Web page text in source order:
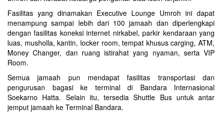
Fasilitas yang dinamakan Executive Lounge Umroh ini dapat
menampung sampai lebih dari 100 jamaah dan diperlengkapi
dengan fasilitas koneksi internet nirkabel, parkir kendaraan yang
luas, musholla, kantin, locker room, tempat khusus carging, ATM,
Money Changer, dan ruang istirahat yang nyaman, serta VIP
Room.
Semua jamaah pun mendapat fasilitas transportasi dan
pengurusan bagasi ke terminal di Bandara Internasional
Soekarno Hatta. Selain itu, tersedia Shuttle Bus untuk antar
jemput jamaah ke Terminal Bandara.